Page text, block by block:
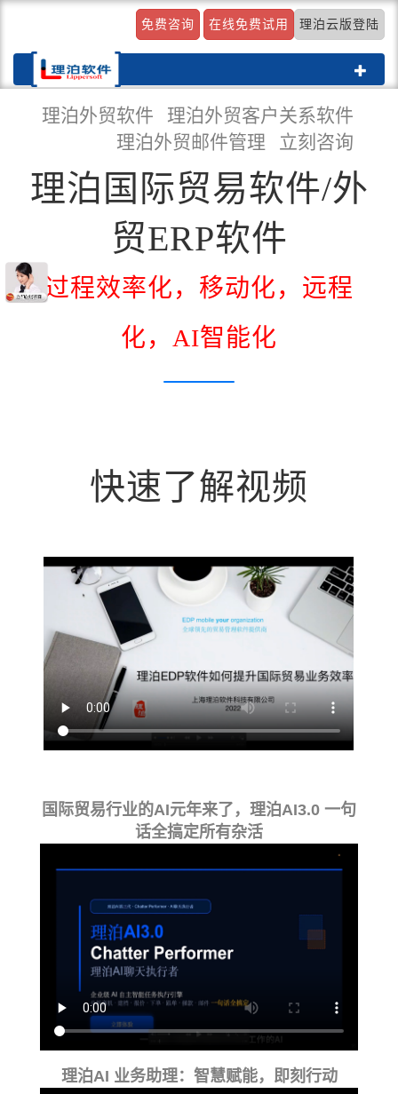
免费咨询 在线免费试用 理泊云版登陆
Toggle
理泊外贸软件
理泊外贸客户关系软件
理泊外贸邮件管理
立刻咨询
理泊国际贸易软件/外
贸ERP软件
过程效率化，移动化，远程
化，AI智能化
快速了解视频
国际贸易行业的AI元年来了，理泊AI3.0 一句
话全搞定所有杂活
理泊AI 业务助理：智慧赋能，即刻行动